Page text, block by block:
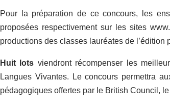
Pour la préparation de ce concours, les
proposées respectivement sur les sites
productions des classes lauréates de l’édition
Huit lots viendront récompenser les
Langues Vivantes. Le concours permettra
pédagogiques offertes par le British Council,